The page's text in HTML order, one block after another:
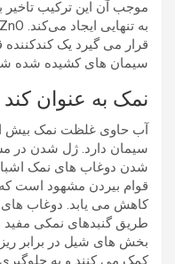
موجب آن این ترکیب تاخیر
قرار می گیرد یک
سیمان های کشیده شده
نمک به عنوان کند
سیمان دارد. ژل شدن در
شدن دوغاب های نمک
قوام بیردن مشهود است
کاهش می یابد. دوغاب های
طریق گنبدهای نمکی مفید
بخش های شیل در برابر
کمک می کنند و به